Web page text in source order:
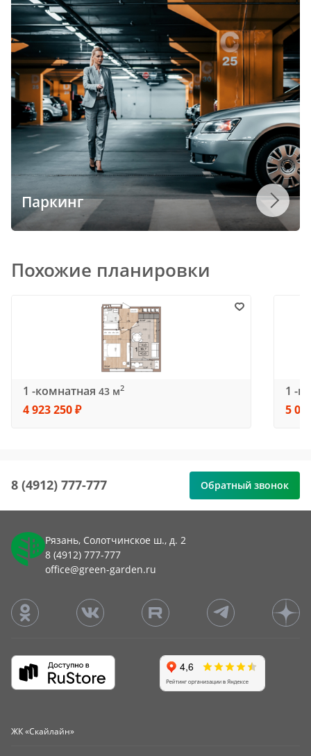
Паркинг
Похожие планировки
1 -комнатная 43 м2
4 923 250 ₽
1 -
5
8 (4912) 777-777 Обратный звонок
Рязань, Солотчинское ш., д. 2
8 (4912) 777-777
office@green-garden.ru
ЖК «Скайлайн»